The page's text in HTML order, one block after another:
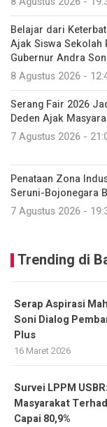
Belajar dari
Ajak Siswa Sekolah
Gubernur Andra
8 Agustus 2026 -
Serang Fair 2026
Deden Ajak
7 Agustus 2026 -
Penataan Zona
Seruni-Bojonegara
7 Agustus 2026 -
Trending di
Serap Aspirasi
Soni Dialog
Plus
16 Maret 2026
Survei LPPM
Masyarakat
Capai 80,9%